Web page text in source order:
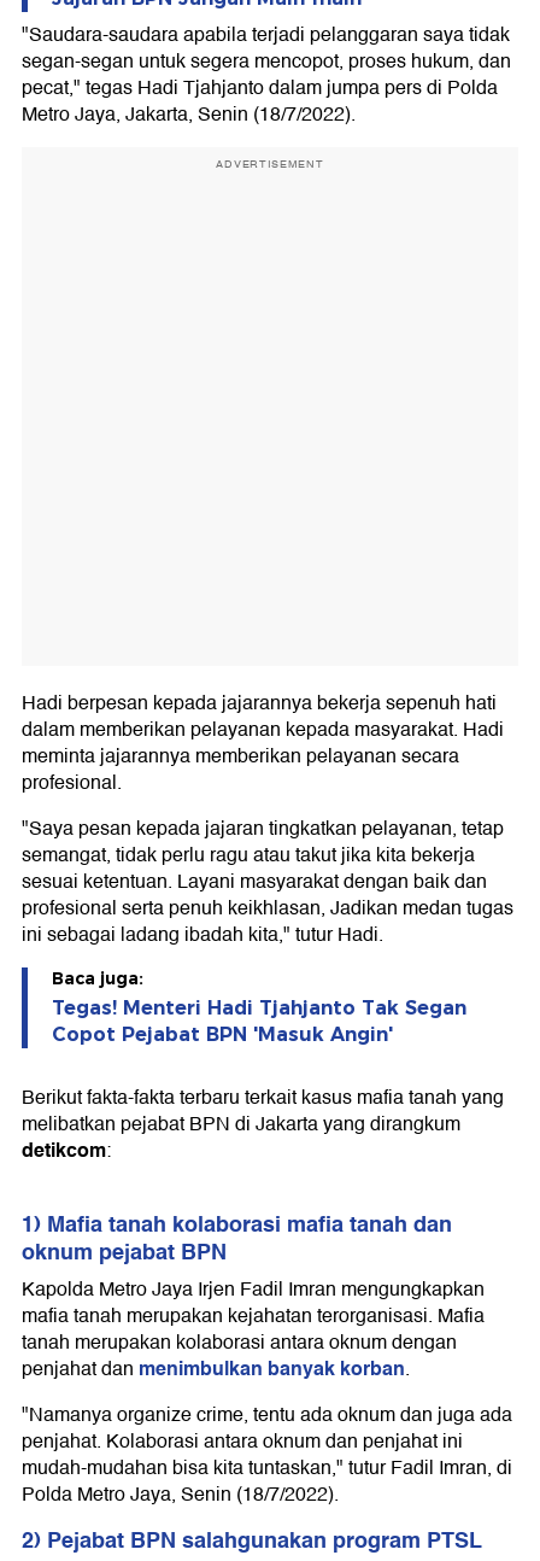
"Saudara-saudara apabila terjadi pelanggaran saya tidak
segan-segan untuk segera mencopot, proses hukum, dan
pecat," tegas Hadi Tjahjanto dalam jumpa pers di Polda
Metro Jaya, Jakarta, Senin (18/7/2022).
ADVERTISEMENT
Hadi berpesan kepada jajarannya bekerja sepenuh hati
dalam memberikan pelayanan kepada masyarakat. Hadi
meminta jajarannya memberikan pelayanan secara
profesional.
"Saya pesan kepada jajaran tingkatkan pelayanan, tetap
semangat, tidak perlu ragu atau takut jika kita bekerja
sesuai ketentuan. Layani masyarakat dengan baik dan
profesional serta penuh keikhlasan, Jadikan medan tugas
ini sebagai ladang ibadah kita," tutur Hadi.
Baca juga:
Tegas! Menteri Hadi Tjahjanto Tak Segan
Copot Pejabat BPN 'Masuk Angin'
Berikut fakta-fakta terbaru terkait kasus mafia tanah yang
melibatkan pejabat BPN di Jakarta yang dirangkum
detikcom:
1) Mafia tanah kolaborasi mafia tanah dan
oknum pejabat BPN
Kapolda Metro Jaya Irjen Fadil Imran mengungkapkan
mafia tanah merupakan kejahatan terorganisasi. Mafia
tanah merupakan kolaborasi antara oknum dengan
penjahat dan menimbulkan banyak korban.
"Namanya organize crime, tentu ada oknum dan juga ada
penjahat. Kolaborasi antara oknum dan penjahat ini
mudah-mudahan bisa kita tuntaskan," tutur Fadil Imran, di
Polda Metro Jaya, Senin (18/7/2022).
2) Pejabat BPN salahgunakan program PTSL